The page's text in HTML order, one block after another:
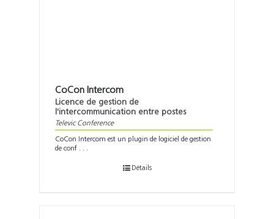
CoCon Intercom
Licence de gestion de
l'intercommunication entre postes
Televic Conference
CoCon Intercom est un plugin de logiciel de gestion
de conf . . .
Détails